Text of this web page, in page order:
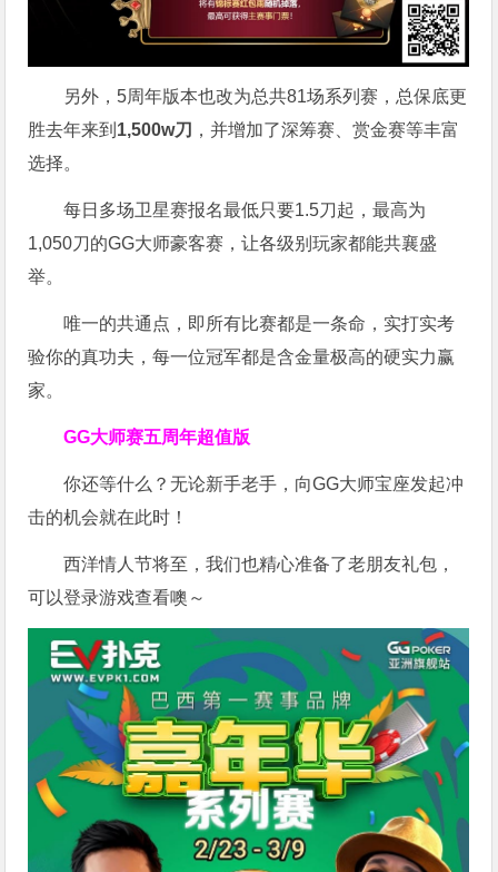
另外，5周年版本也改为总共81场系列赛，总保底更
胜去年来到 1,500w刀 ，并增加了深筹赛、赏金赛等丰富
选择。
每日多场卫星赛报名最低只要1.5刀起，最高为
1,050刀的GG大师豪客赛，让各级别玩家都能共襄盛
举。
唯一的共通点，即所有比赛都是一条命，实打实考
验你的真功夫，每一位冠军都是含金量极高的硬实力赢
家。
GG大师赛五周年超值版
你还等什么？无论新手老手，向GG大师宝座发起冲
击的机会就在此时！
西洋情人节将至，我们也精心准备了老朋友礼包，
可以登录游戏查看噢～